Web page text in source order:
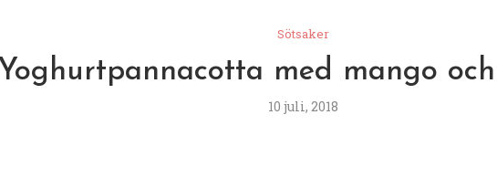
Sötsaker
Yoghurtpannacotta med mango
10 juli, 2018